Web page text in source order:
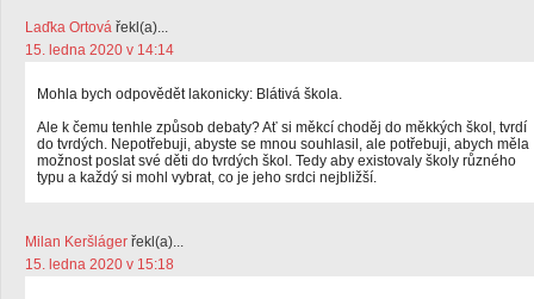
Laďka Ortová řekl(a)...
15. ledna 2020 v 14:14
Mohla bych odpovědět lakonicky: Blátivá škola.
Ale k čemu tenhle způsob debaty? Ať si měkcí choděj do měkkých škol, tvrdí
do tvrdých. Nepotřebuji, abyste se mnou souhlasil, ale potřebuji, abych měla
možnost poslat své děti do tvrdých škol. Tedy aby existovaly školy různého
typu a každý si mohl vybrat, co je jeho srdci nejbližší.
Milan Keršláger řekl(a)...
15. ledna 2020 v 15:18